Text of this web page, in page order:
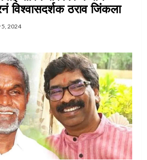
विश्वासदर्शक ठराव जिंकला
2024